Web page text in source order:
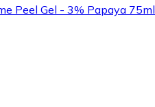
Peel Gel - 3% Papaya 75ml